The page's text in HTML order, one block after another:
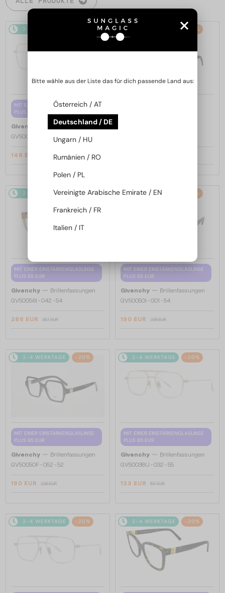
2-4 WERKTAGE
MIT EINER EINSTÄRKENGLASLINSE
PLUS 65 EUR
Givenchy
Brillenfassungen
GV50039U - 028 - 55
148 EUR 184 EUR
-20%
2-4 WERKTAGE -20%
MIT EINER EINSTÄRKENGLASLINSE
PLUS 65 EUR
Givenchy — Brillenfassungen
GV50056I - 042 - 54
286 EUR 357 EUR
2-4 WERKTAGE -20%
MIT EINER EINSTÄRKENGLASLINSE
PLUS 65 EUR
Givenchy — Brillenfassungen
GV50050I - 001 - 54
190 EUR 238 EUR
2-4 WERKTAGE -20%
MIT EINER EINSTÄRKENGLASLINSE
PLUS 65 EUR
Givenchy — Brillenfassungen
GV50050F - 052 - 52
190 EUR 238 EUR
2-4 WERKTAGE -20%
MIT EINER EINSTÄRKENGLASLINSE
PLUS 65 EUR
Givenchy — Brillenfassungen
GV50038U - 032 - 55
133 EUR 167 EUR
2-4 WERKTAGE -20% 2-4 WERKTAGE -20%
Bitte wähle aus der Liste das für dich passende Land aus:
Österreich / AT
Deutschland / DE
Ungarn / HU
Rumänien / RO
Polen / PL
Vereinigte Arabische Emirate / EN
Frankreich / FR
Italien / IT